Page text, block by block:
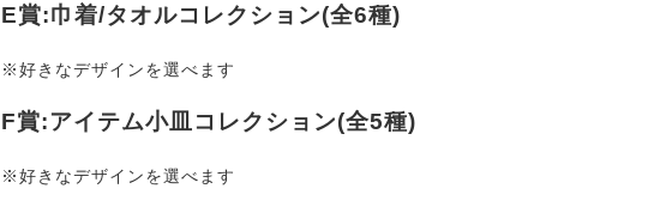
E賞:巾着/タオルコレクション(全6種)
※好きなデザインを選べます
F賞:アイテム小皿コレクション(全5種)
※好きなデザインを選べます